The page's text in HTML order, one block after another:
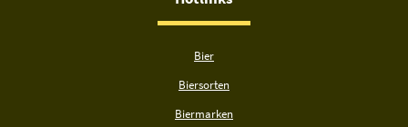
Bier
Biersorten
Biermarken